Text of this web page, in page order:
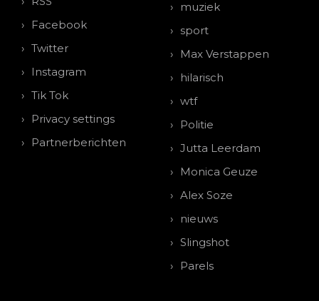
Facebook
Twitter
Instagram
Tik Tok
Privacy settings
Partnerberichten
muziek
sport
Max Verstappen
hilarisch
wtf
Politie
Jutta Leerdam
Monica Geuze
Alex Soze
nieuws
Slingshot
Parels